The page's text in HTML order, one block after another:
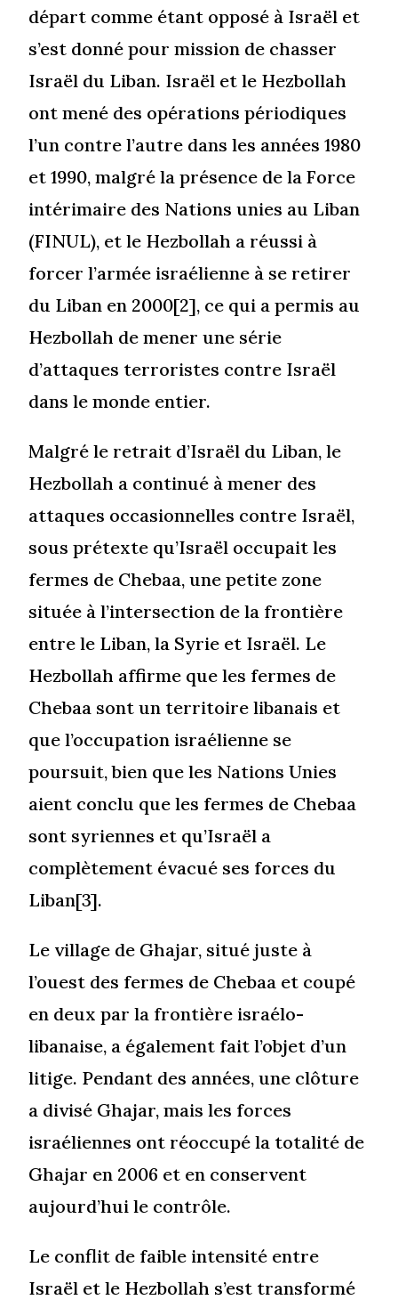
départ comme étant opposé à Israël et
s’est donné pour mission de chasser
Israël du Liban. Israël et le Hezbollah
ont mené des opérations périodiques
l’un contre l’autre dans les années 1980
et 1990, malgré la présence de la Force
intérimaire des Nations unies au Liban
(FINUL), et le Hezbollah a réussi à
forcer l’armée israélienne à se retirer
du Liban en 2000[2], ce qui a permis au
Hezbollah de mener une série
d’attaques terroristes contre Israël
dans le monde entier.
Malgré le retrait d’Israël du Liban, le
Hezbollah a continué à mener des
attaques occasionnelles contre Israël,
sous prétexte qu’Israël occupait les
fermes de Chebaa, une petite zone
située à l’intersection de la frontière
entre le Liban, la Syrie et Israël. Le
Hezbollah affirme que les fermes de
Chebaa sont un territoire libanais et
que l’occupation israélienne se
poursuit, bien que les Nations Unies
aient conclu que les fermes de Chebaa
sont syriennes et qu’Israël a
complètement évacué ses forces du
Liban[3].
Le village de Ghajar, situé juste à
l’ouest des fermes de Chebaa et coupé
en deux par la frontière israélo-
libanaise, a également fait l’objet d’un
litige. Pendant des années, une clôture
a divisé Ghajar, mais les forces
israéliennes ont réoccupé la totalité de
Ghajar en 2006 et en conservent
aujourd’hui le contrôle.
Le conflit de faible intensité entre
Israël et le Hezbollah s’est transformé